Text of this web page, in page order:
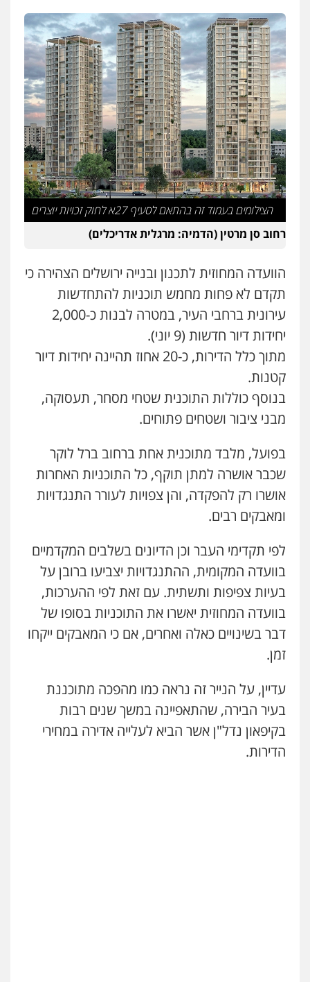
הצילומים בעמוד זה בהתאם לסעיף 27א לחוק זכויות יוצרים
רחוב סן מרטין (הדמיה: מרגלית אדריכלים)
הוועדה המחוזית לתכנון ובנייה ירושלים הצהירה כי
תקדם לא פחות מחמש תוכניות להתחדשות
עירונית ברחבי העיר, במטרה לבנות כ-2,000
יחידות דיור חדשות (9 יוני).
מתוך כלל הדירות, כ-20 אחוז תהיינה יחידות דיור
קטנות.
בנוסף כוללות התוכנית שטחי מסחר, תעסוקה,
מבני ציבור ושטחים פתוחים.
בפועל, מלבד מתוכנית אחת ברחוב ברל לוקר
שכבר אושרה למתן תוקף, כל התוכניות האחרות
אושרו רק להפקדה, והן צפויות לעורר התנגדויות
ומאבקים רבים.
לפי תקדימי העבר וכן הדיונים בשלבים המקדמיים
בוועדה המקומית, ההתנגדויות יצביעו ברובן על
בעיות צפיפות ותשתית. עם זאת לפי ההערכות,
בוועדה המחוזית יאשרו את התוכניות בסופו של
דבר בשינויים כאלה ואחרים, אם כי המאבקים ייקחו
זמן.
עדיין, על הנייר זה נראה כמו מהפכה מתוכננת
בעיר הבירה, שהתאפיינה במשך שנים רבות
בקיפאון נדל"ן אשר הביא לעלייה אדירה במחירי
הדירות.